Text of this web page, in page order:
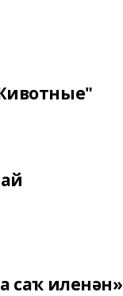
саҡ иленән»